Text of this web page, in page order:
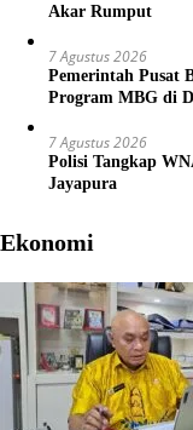
Akar Rumput
7 Agustus 2026
Pemerintah Pusat
Program MBG di
7 Agustus 2026
Polisi Tangkap
Jayapura
Ekonomi